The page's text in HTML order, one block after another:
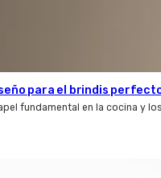
para el brindis
fundamental en la cocina y